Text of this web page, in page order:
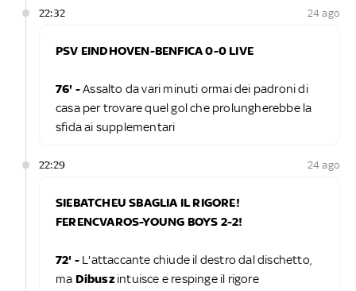
22:32 24 ago
PSV EINDHOVEN-BENFICA 0-0 LIVE
76' -Assalto da vari minuti ormai dei padroni di
casa per trovare quel gol che prolungherebbe la
sfida ai supplementari
22:29 24 ago
SIEBATCHEU SBAGLIA IL RIGORE!
FERENCVAROS-YOUNG BOYS 2-2!
72' - L'attaccante chiude il destro dal dischetto,
ma Dibusz intuisce e respinge il rigore